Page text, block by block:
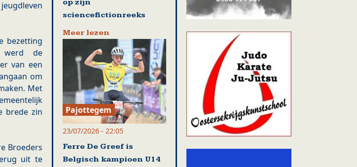
bezetting
werd de
van een
om
Met
brede zin
Broeders
uit te
op zijn
sciencefictionreeks
Meer lezen
Pajottegem
23/07/2026 - 22:05
Ferre De Greef is
Belgisch kampioen U14